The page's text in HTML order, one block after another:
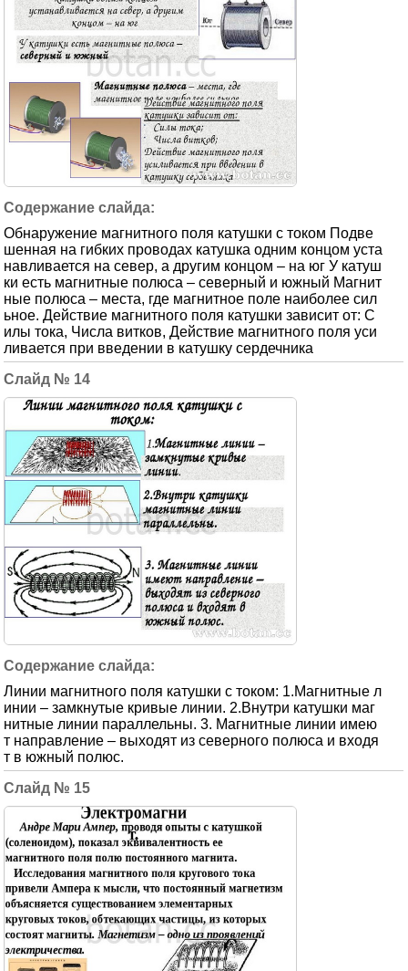
Обнаружение магнитного поля катушки с током Подве
шенная на гибких проводах катушка одним концом уста
навливается на север, а другим концом – на юг У катуш
ки есть магнитные полюса – северный и южный Магнит
ные полюса – места, где магнитное поле наиболее сил
ьное. Действие магнитного поля катушки зависит от: С
илы тока, Числа витков, Действие магнитного поля уси
ливается при введении в катушку сердечника
14
Линии магнитного поля катушки с током: 1.Магнитные л
инии – замкнутые кривые линии. 2.Внутри катушки маг
нитные линии параллельны. 3. Магнитные линии имею
т направление – выходят из северного полюса и входя
т в южный полюс.
15